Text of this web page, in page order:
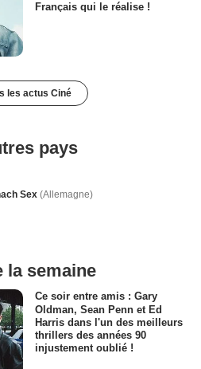
Français qui le réalise !
les actus Ciné
pays
Sex (Allemagne)
la semaine
Ce soir entre amis : Gary
Oldman, Sean Penn et Ed
Harris dans l'un des meilleurs
thrillers des années 90
injustement oublié !